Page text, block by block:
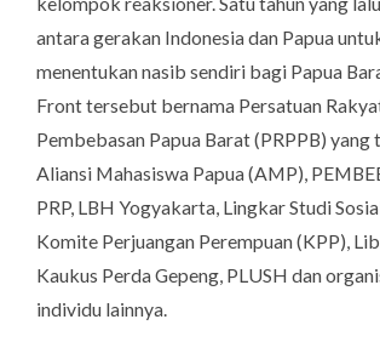
antara gerakan Indonesia dan Papua
menentukan nasib sendiri bagi Papua
Front tersebut bernama Persatuan
Pembebasan Papua Barat (PRPPB)
Aliansi Mahasiswa Papua (AMP),
PRP, LBH Yogyakarta, Lingkar Studi
Komite Perjuangan Perempuan (KPP),
Kaukus Perda Gepeng, PLUSH dan
individu lainnya.